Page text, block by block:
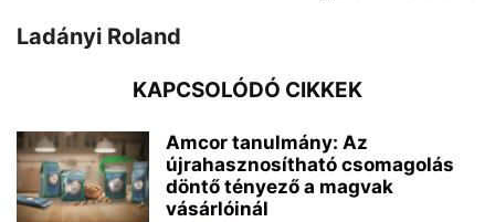
Ladányi Roland
KAPCSOLÓDÓ CIKKEK
Amcor tanulmány: Az
újrahasznosítható csomagolás
döntő tényező a magvak
vásárlóinál